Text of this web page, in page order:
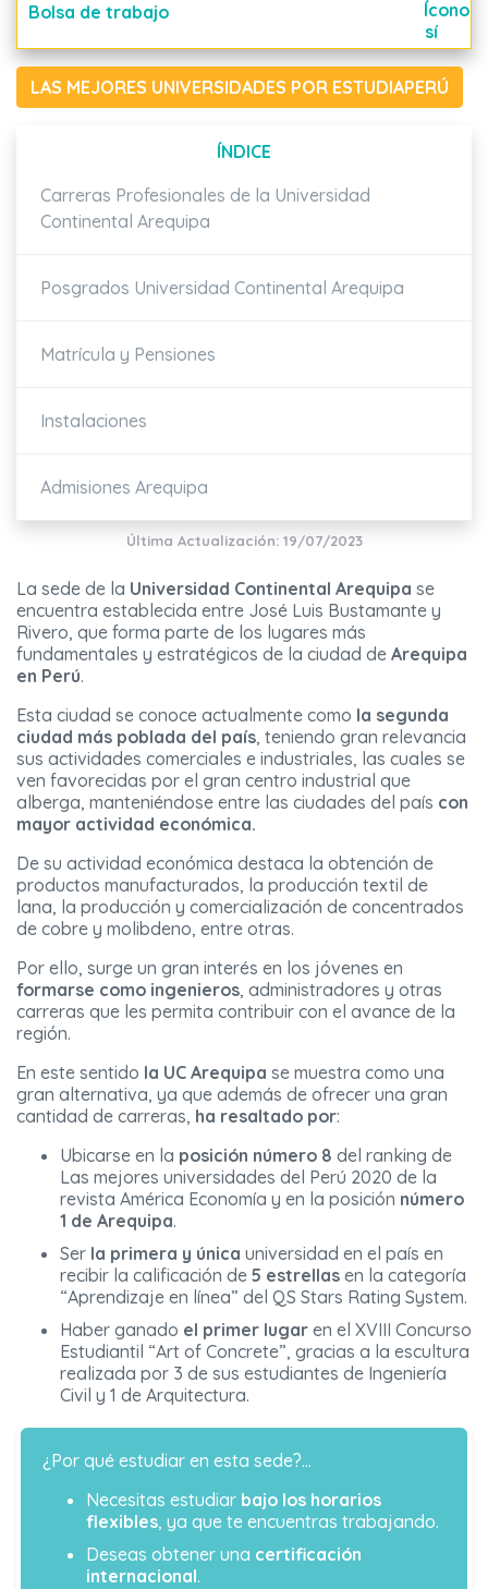
Bolsa de trabajo
LAS MEJORES UNIVERSIDADES POR ESTUDIAPERÚ
ÍNDICE
Carreras Profesionales de la Universidad
Continental Arequipa
Posgrados Universidad Continental Arequipa
Matrícula y Pensiones
Instalaciones
Admisiones Arequipa
Última Actualización: 19/07/2023
La sede de la Universidad Continental Arequipa se
encuentra establecida entre José Luis Bustamante y
Rivero, que forma parte de los lugares más
fundamentales y estratégicos de la ciudad de Arequipa
en Perú.
Esta ciudad se conoce actualmente como la segunda
ciudad más poblada del país, teniendo gran relevancia
sus actividades comerciales e industriales, las cuales se
ven favorecidas por el gran centro industrial que
alberga, manteniéndose entre las ciudades del país con
mayor actividad económica.
De su actividad económica destaca la obtención de
productos manufacturados, la producción textil de
lana, la producción y comercialización de concentrados
de cobre y molibdeno, entre otras.
Por ello, surge un gran interés en los jóvenes en
formarse como ingenieros, administradores y otras
carreras que les permita contribuir con el avance de la
región.
En este sentido la UC Arequipa se muestra como una
gran alternativa, ya que además de ofrecer una gran
cantidad de carreras, ha resaltado por:
Ubicarse en la posición número 8 del ranking de
Las mejores universidades del Perú 2020 de la
revista América Economía y en la posición número
1 de Arequipa.
Ser la primera y única universidad en el país en
recibir la calificación de 5 estrellas en la categoría
“Aprendizaje en línea” del QS Stars Rating System.
Haber ganado el primer lugar en el XVIII Concurso
Estudiantil “Art of Concrete”, gracias a la escultura
realizada por 3 de sus estudiantes de Ingeniería
Civil y 1 de Arquitectura.
¿Por qué estudiar en esta sede?…
Necesitas estudiar bajo los horarios
flexibles, ya que te encuentras trabajando.
Deseas obtener una certificación
internacional.